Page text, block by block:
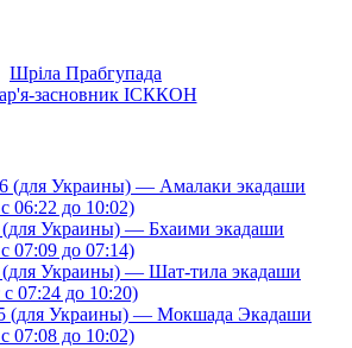
Шріла Прабгупада
засновник ІСККОН
(для Украины) — Амалаки экадаши
06:22 до 10:02)
(для Украины) — Бхаими экадаши
07:09 до 07:14)
(для Украины) — Шат-тила экадаши
07:24 до 10:20)
(для Украины) — Мокшада Экадаши
07:08 до 10:02)